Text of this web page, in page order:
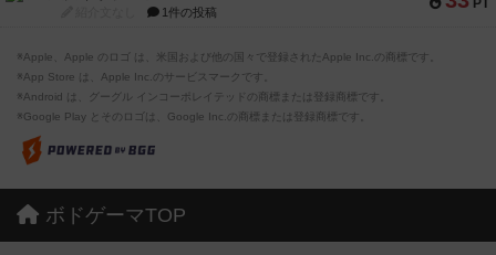
PT
1件の投稿
※Apple、Apple のロゴ は、米国および他の国々で登録されたApple Inc.の商標です。
※App Store は、Apple Inc.のサービスマークです。
※Android は、グーグル インコーポレイテッドの商標または登録商標です。
※Google Play とそのロゴは、Google Inc.の商標または登録商標です。
ボドゲーマTOP